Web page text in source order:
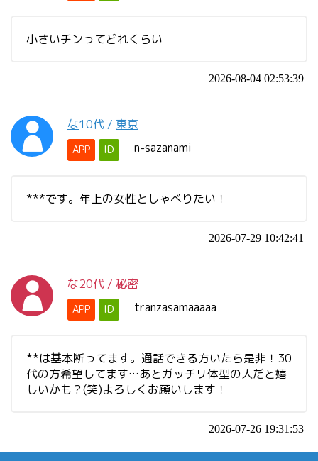
小さいチンってどれくらい
2026-08-04 02:53:39
な10代 / 東京
APP ID n-sazanami
***です。年上の女性としゃべりたい！
2026-07-29 10:42:41
な20代 / 秘密
APP ID tranzasamaaaaa
**は基本断ってます。通話できる方いたら是非！30
代の方希望してます…あとガッチリ体型の人だと嬉
しいかも？(笑)よろしくお願いします！
2026-07-26 19:31:53